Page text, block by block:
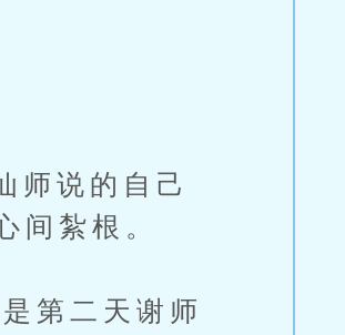
说的自己
间紮根。
第二天谢师